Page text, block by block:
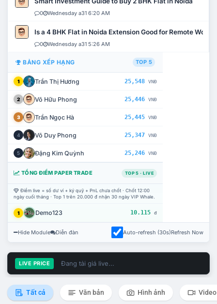
0 Wednesday a31 6:20 AM
Is a 4 BHK Flat in Noida Extension Good for Remote Work?
0 Wednesday a31 5:26 AM
BẢNG XẾP HẠNG TOP 5
1 Trần Thị Hương 25,548 VNĐ
2 Võ Hữu Phong 25,446 VNĐ
3 Trần Ngọc Hà 25,445 VNĐ
4 Võ Duy Phong 25,347 VNĐ
5 Đặng Kim Quỳnh 25,246 VNĐ
TỔNG ĐIỂM PAPER TRADE TOP 5 · LIVE
Điểm live = số dư ví + ký quỹ + PnL chưa chốt · Chốt 12:00
ngày cuối tháng · Top 1 trên 20.000 đ nhận 30 ngày VIP Whale.
1 Demo123 10.115 đ
Hide Module Diễn đàn Auto-refresh (30s)Refresh Now
LIVE PRICE Đang tải giá live...
Tất cả Văn bản Hình ảnh Video